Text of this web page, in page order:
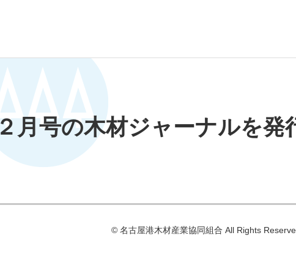
２月号の木材ジャーナルを発
© 名古屋港⽊材産業協同組合 All Rights